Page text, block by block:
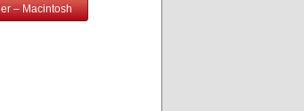
– Macintosh